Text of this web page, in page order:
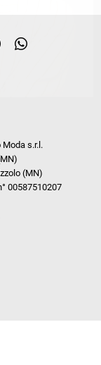
s.r.l.
(MN)
00587510207